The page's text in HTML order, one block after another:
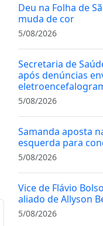
Deu na Folha de
muda de cor
5/08/2026
Secretaria de
após denúncias
5/08/2026
Samanda aposta
esquerda para
5/08/2026
Vice de Flávio
aliado de Allyson
5/08/2026